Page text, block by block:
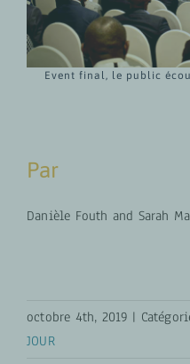
Event final, le public
Par
Danièle Fouth and Sarah
octobre 4th, 2019 |
JOUR